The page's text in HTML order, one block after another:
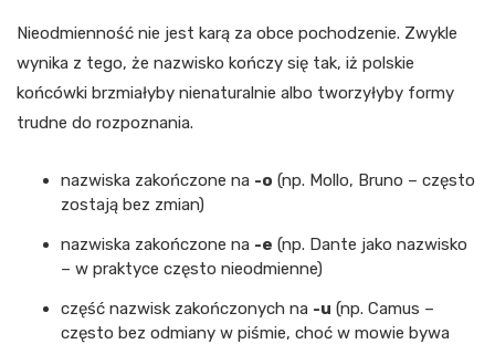
Nieodmienność nie jest karą za obce pochodzenie. Zwykle
wynika z tego, że nazwisko kończy się tak, iż polskie
końcówki brzmiałyby nienaturalnie albo tworzyłyby formy
trudne do rozpoznania.
nazwiska zakończone na -o (np. Mollo, Bruno – często
zostają bez zmian)
nazwiska zakończone na -e (np. Dante jako nazwisko
– w praktyce często nieodmienne)
część nazwisk zakończonych na -u (np. Camus –
często bez odmiany w piśmie, choć w mowie bywa